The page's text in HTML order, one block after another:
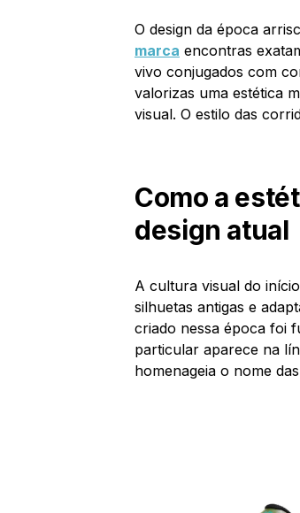
O design da época
marca encontras
vivo conjugados com
valorizas uma estética
visual. O estilo das
Como a
design atual
A cultura visual do
silhuetas antigas e
criado nessa época foi
particular aparece na
homenageia o nome